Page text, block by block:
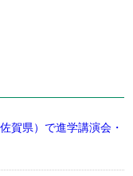
賀県）で進学講演会・